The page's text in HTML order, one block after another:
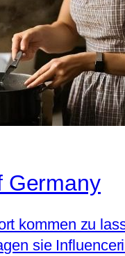
Germany
kommen zu
sie